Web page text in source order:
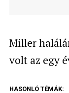
Miller
volt az egy
HASONLÓ TÉMÁK: